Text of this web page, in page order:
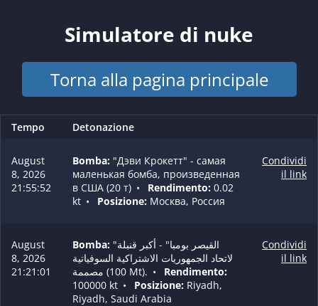
Simulatore di nuke
Torna alla pagina principale
Tempo Detonazione
August
8, 2026
21:55:52
Bomba: "Дэви Крокетт" - самая
маленькая бомба, произведенная
в США (20 т) • Rendimento: 0.02
kt • Posizione: Москва, Россия
Condividi
il link
August
8, 2026
21:21:01
Bomba: "القيصر بومبا" - أكبر قنبلة
لاتحاد الجمهوريات الاشتراكية السوفياتية
مصممة (100 Mt). •
Rendimento:
100000 kt • Posizione: Riyadh,
Riyadh, Saudi Arabia
Condividi
il link